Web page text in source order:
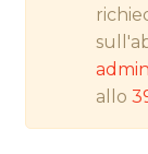
PREVISIONI/
NORMATIVE
TREND
allo